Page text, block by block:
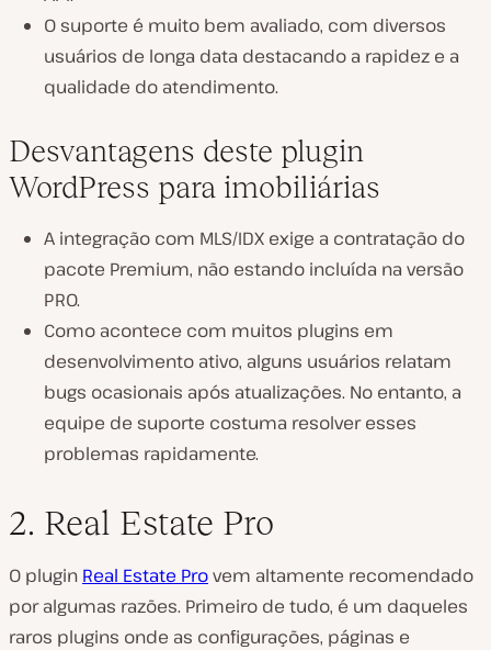
O suporte é muito bem avaliado, com diversos
usuários de longa data destacando a rapidez e a
qualidade do atendimento.
Desvantagens deste plugin
WordPress para imobiliárias
A integração com MLS/IDX exige a contratação do
pacote Premium, não estando incluída na versão
PRO.
Como acontece com muitos plugins em
desenvolvimento ativo, alguns usuários relatam
bugs ocasionais após atualizações. No entanto, a
equipe de suporte costuma resolver esses
problemas rapidamente.
2. Real Estate Pro
O plugin Real Estate Provem altamente recomendado
por algumas razões. Primeiro de tudo, é um daqueles
raros plugins onde as configurações, páginas e